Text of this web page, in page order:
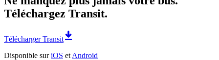
Téléchargez Transit.
Télécharger Transit
Disponible suriOS et Android